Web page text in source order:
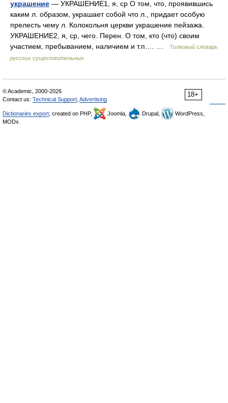
украшение — УКРАШЕНИЕ1, я, ср О том, что, проявившись
каким л. образом, украшает собой что л., придает особую
прелесть чему л. Колокольня церкви украшение пейзажа.
УКРАШЕНИЕ2, я, cр, чего. Перен. О том, кто (что) своим
участием, пребыванием, наличием и т.п.… …
Толковый словарь
русских существительных
18+
© Academic, 2000-2026
Contact us: Technical Support Advertising
Dictionaries export , created on PHP, Joomla, Drupal,
WordPress,
MODx.